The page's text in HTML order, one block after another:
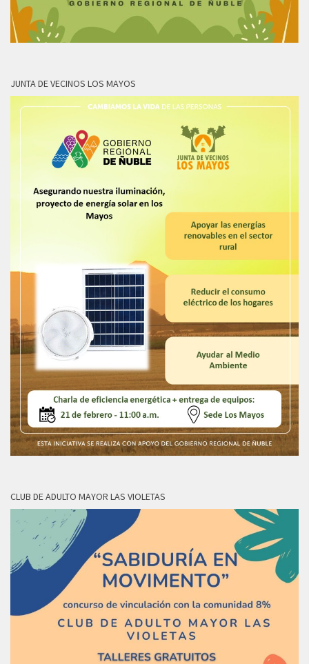
JUNTA DE VECINOS LOS MAYOS
CLUB DE ADULTO MAYOR LAS VIOLETAS